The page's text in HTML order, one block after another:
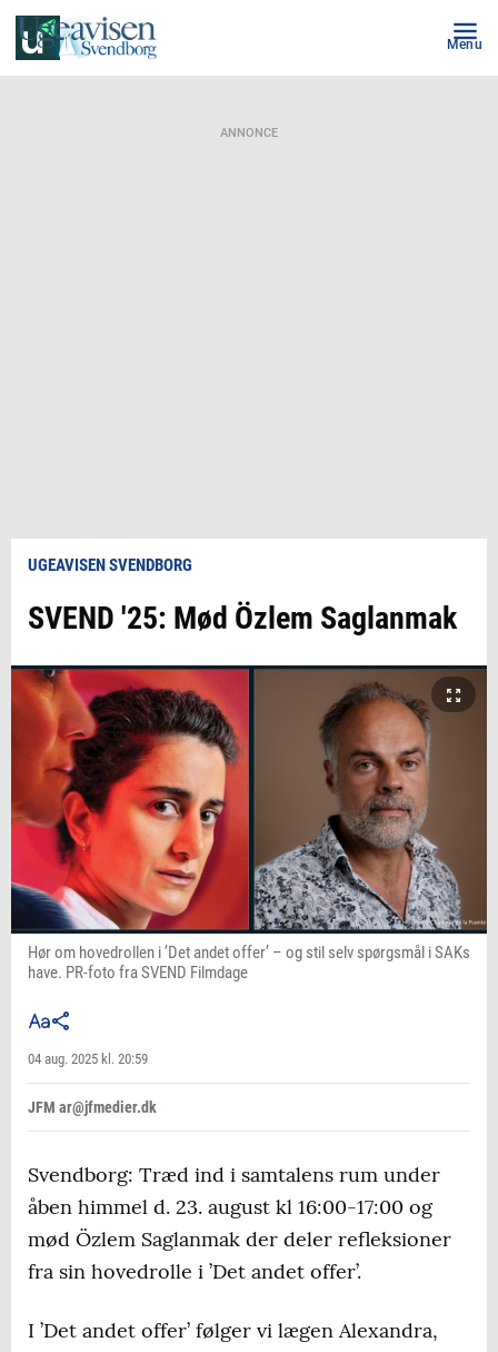
Menu
ANNONCE
UGEAVISEN SVENDBORG
SVEND '25: Mød Özlem Saglanmak
Hør om hovedrollen i ’Det andet offer’ – og stil selv spørgsmål i SAKs
have. PR-foto fra SVEND Filmdage
04 aug. 2025 kl. 20:59
JFM ar@jfmedier.dk
Svendborg: Træd ind i samtalens rum under
åben himmel d. 23. august kl 16:00-17:00 og
mød Özlem Saglanmak der deler refleksioner
fra sin hovedrolle i ’Det andet offer’.
I ’Det andet offer’ følger vi lægen Alexandra,